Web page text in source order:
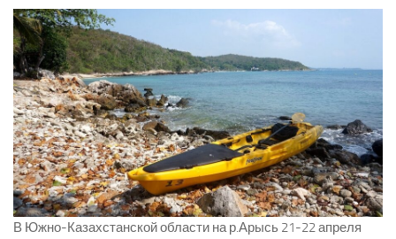
В Южно-Казахстанской области на р.Арысь 21-22 апреля